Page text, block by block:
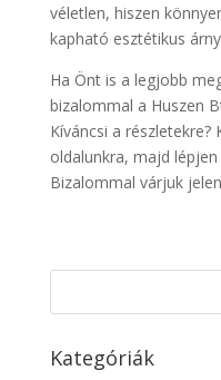
véletlen, hiszen
kapható esztétikus
Ha Önt is a legjobb
bizalommal a Huszen
Kíváncsi a részletekre?
oldalunkra, majd
Bizalommal várjuk
Kategóriák